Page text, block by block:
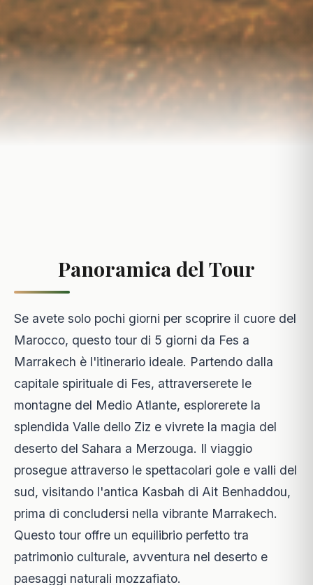
Panoramica del Tour
Se avete solo pochi giorni per scoprire il cuore del
Marocco, questo tour di 5 giorni da Fes a
Marrakech è l'itinerario ideale. Partendo dalla
capitale spirituale di Fes, attraverserete le
montagne del Medio Atlante, esplorerete la
splendida Valle dello Ziz e vivrete la magia del
deserto del Sahara a Merzouga. Il viaggio
prosegue attraverso le spettacolari gole e valli del
sud, visitando l'antica Kasbah di Ait Benhaddou,
prima di concludersi nella vibrante Marrakech.
Questo tour offre un equilibrio perfetto tra
patrimonio culturale, avventura nel deserto e
paesaggi naturali mozzafiato.